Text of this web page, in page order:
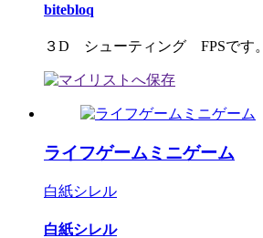
bitebloq
３D シューティング FPSです。
ライフゲームミニゲーム
白紙シレル
白紙シレル